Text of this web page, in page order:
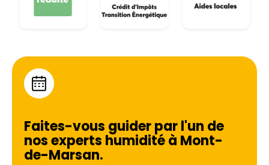
Faites-vous guider par l'un de
nos experts humidité à Mont-
de-Marsan.